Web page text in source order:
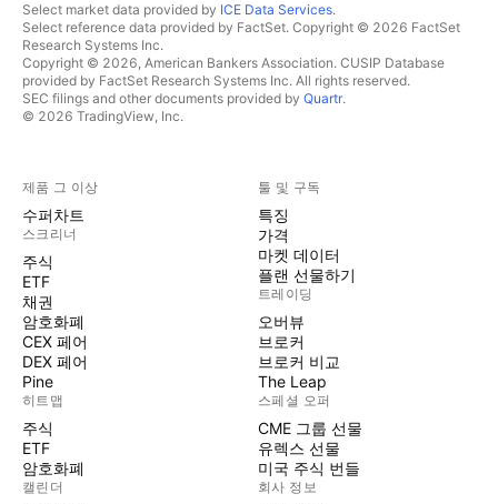
Select market data provided by ICE Data Services.
Select reference data provided by FactSet. Copyright © 2026 FactSet
Research Systems Inc.
Copyright © 2026, American Bankers Association. CUSIP Database
provided by FactSet Research Systems Inc. All rights reserved.
SEC filings and other documents provided by Quartr.
© 2026 TradingView, Inc.
제품 그 이상
수퍼차트
스크리너
주식
ETF
채권
암호화폐
CEX 페어
DEX 페어
Pine
히트맵
주식
ETF
암호화폐
캘린더
툴 및 구독
특징
가격
마켓 데이터
플랜 선물하기
트레이딩
오버뷰
브로커
브로커 비교
The Leap
스페셜 오퍼
CME 그룹 선물
유렉스 선물
미국 주식 번들
회사 정보